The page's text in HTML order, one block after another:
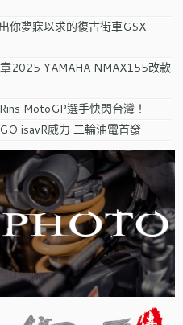
你夢寐以求的復古街車GSX
章2025 YAMAHA NMAX155改款
MotoGP選手快閃台灣！
isavR威力 二輪油電首發